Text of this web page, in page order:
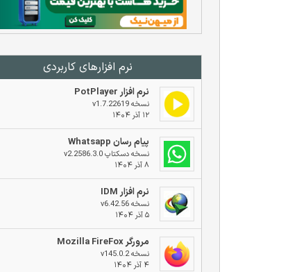
نرم افزار‌های کاربردی
نرم افزار PotPlayer
نسخه v1.7.22619
۱۲ آذر ۱۴۰۴
پیام رسان Whatsapp
نسخه دسکتاپ v2.2586.3.0
۸ آذر ۱۴۰۴
نرم افزار IDM
نسخه v6.42.56
۵ آذر ۱۴۰۴
مرورگر Mozilla FireFox
نسخه v145.0.2
۴ آذر ۱۴۰۴